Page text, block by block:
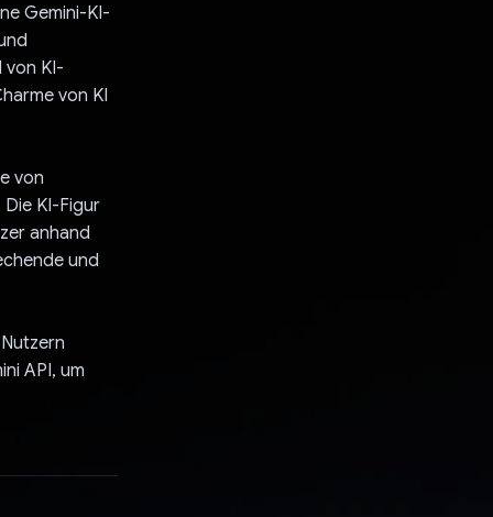
Gemini-KI-
von KI-
von KI
von
KI-Figur
anhand
und
API, um